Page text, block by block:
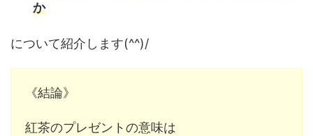
か
について紹介します(^^)/
《結論》
紅茶のプレゼントの意味は